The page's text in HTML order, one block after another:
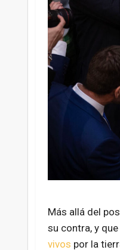
Más allá del
su contra, y
vivos por la